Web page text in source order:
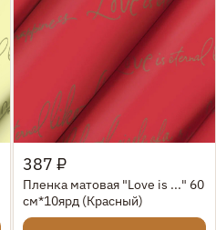
Быстрый просмотр
387 ₽
Пленка матовая "Love is ..." 60
см*10ярд (Красный)